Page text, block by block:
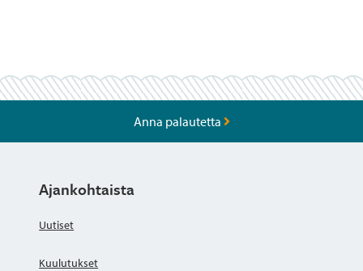
Anna palautetta
Ajankohtaista
Uutiset
Kuulutukset